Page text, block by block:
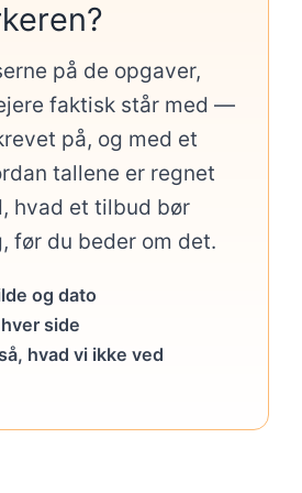
på de opgaver,
faktisk står med —
på, og med et
tallene er regnet
hvad et tilbud bør
før du beder om det.
og dato
side
hvad vi ikke ved